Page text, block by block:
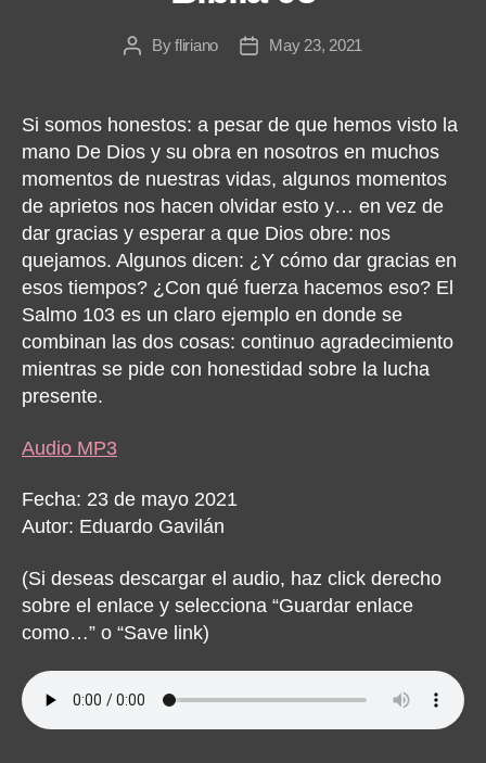
PostByfliriano
PostMay 23, 2021
Si somos honestos: a pesar de que hemos visto la
mano De Dios y su obra en nosotros en muchos
momentos de nuestras vidas, algunos momentos
de aprietos nos hacen olvidar esto y… en vez de
dar gracias y esperar a que Dios obre: nos
quejamos. Algunos dicen: ¿Y cómo dar gracias en
esos tiempos? ¿Con qué fuerza hacemos eso? El
Salmo 103 es un claro ejemplo en donde se
combinan las dos cosas: continuo agradecimiento
mientras se pide con honestidad sobre la lucha
presente.
Audio MP3
Fecha: 23 de mayo 2021
Autor: Eduardo Gavilán
(Si deseas descargar el audio, haz click derecho
sobre el enlace y selecciona “Guardar enlace
como…” o “Save link)